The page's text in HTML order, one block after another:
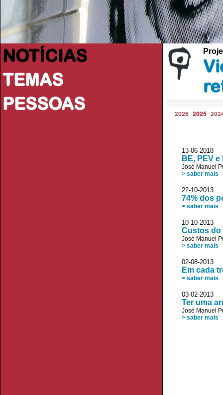
NOTÍCIAS
TEMAS
PESSOAS
2026 2025
13-06-
BE, PEV
José Manuel
> saber mais
22-10-2013
74% dos
> saber mais
10-10-2013
Custos do
José Manuel
> saber mais
02-08-2013
Em cada
> saber mais
03-02-2013
Ter uma
José Manuel
> saber mais